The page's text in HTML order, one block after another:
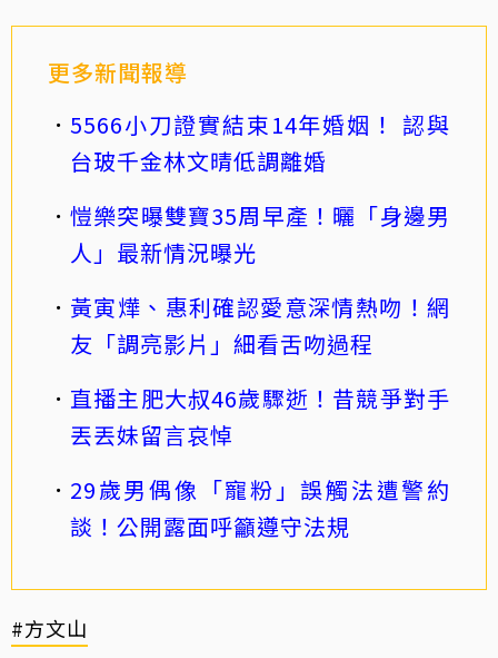
更多新聞報導
5566小刀證實結束14年婚姻！ 認與
台玻千金林文晴低調離婚
愷樂突曝雙寶35周早產！曬「身邊男
人」最新情況曝光
黃寅燁、惠利確認愛意深情熱吻！網
友「調亮影片」細看舌吻過程
直播主肥大叔46歲驟逝！昔競爭對手
丟丟妹留言哀悼
29歲男偶像「寵粉」誤觸法遭警約
談！公開露面呼籲遵守法規
#方文山